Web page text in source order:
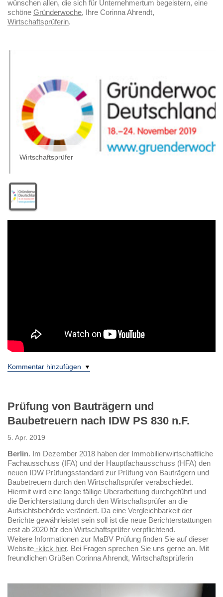
wünschen allen, die sich für Unternehmertum begeistern, eine
schöne Gründerwoche, Ihre Corinna Ahrendt,
Wirtschaftsprüferin.
Wirtschaftsprüfer
Kommentar hinzufügen
Prüfung von Bauträgern und
Baubetreuern nach IDW PS 830 n.F.
5. Apr. 2019
Berlin. Im Dezember 2018 haben der Immobilienwirtschaftliche
Fachausschuss (IFA) und der Hauptfachausschuss (HFA) den
neuen IDW Prüfungsstandard zur Prüfung von Bauträgern und
Baubetreuern durch den Wirtschaftsprüfer verabschiedet.
Hiermit wird eine lange fällige Überarbeitung durchgeführt und
die Berichterstattung durch den Wirtschaftsprüfer an die
Aufsichtsbehörde verändert. Da eine Vergleichbarkeit der
Berichte gewährleistet sein soll ist die neue Berichterstattungen
erst ab 2020 für den Wirtschaftsprüfer verpflichtend.
Weitere Informationen zur MaBV Prüfung finden Sie auf dieser
Website -klick hier. Bei Fragen sprechen Sie uns gerne an. Mit
freundlichen Grüßen Corinna Ahrendt, Wirtschaftsprüferin